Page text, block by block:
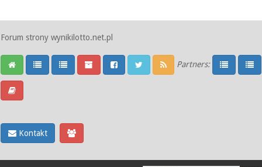
Forum strony wynikilotto.net.pl
Partners:
Kontakt